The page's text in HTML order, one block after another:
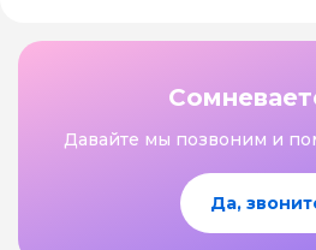
Давайте мы позвоним и
Да,